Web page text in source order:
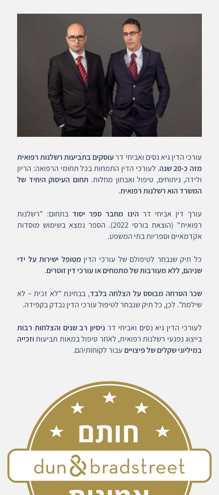
עורכי הדין גיא נסים ואביחי דרעוסקים בתביעות רשלנות רפואית
מזה כ-20 שנה
. לעורכי הדין התמחות בכל תחומי הרפואה: הריון
ולידה, ניתוחים, טיפול ואבחון מחלות. תחום העיסוק היחיד של
המשרד הוא רשלנות רפואית.
עורך דין אביחי דר הינו מחבר ספר יסודבתחום: "רשלנות
רפואית" (הוצאת בורסי 2022). הספר נמצא בשימוש מוסדות
אקדמאיים וספריות בתי המשפט.
כל תיק שנבחר לטיפולם של עורכי הדיןמטופל ישירות על ידי
שניהם, ללא מעורבות של מתמחים או עורכי דין זוטרים.
שכר הטרחה מבוסס על הצלחה בלבד, בבחינת "לא זכית – לא
שילמת". לכן, כל תיק שנבחר לטיפול עורכי הדין נבדק בקפידה.
לעורכי הדין גיא נסים ואביחי דר ניסיון רב שנים והצלחות רבות
בייצוג נפגעי רשלנות רפואית, לאחר טיפול במאות תביעותוזכייה
במיליוני שקלים של פיצויים עבור לקוחותיהם.